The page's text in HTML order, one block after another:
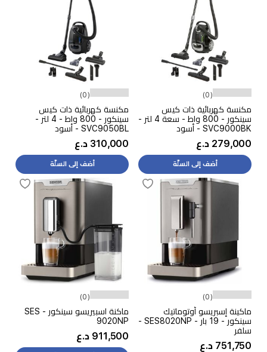
(0)
مكنسة كهربائية ذات كيس
سينكور - 800 واط - سعة 4 لتر -
SVC9000BK - أسود
279,000 د.ع
أضف إلى السلّة
(0)
مكنسة كهربائية ذات كيس
سينكور - 800 واط - 4 لتر -
SVC9050BL - أسود
310,000 د.ع
أضف إلى السلّة
(0)
ماكينة إسبريسو أوتوماتيك
سينكور - 19 بار - SES8020NP -
سلفر
751,750 د.ع
(0)
ماكنة اسبيريسو سينكور - SES
9020NP
911,500 د.ع